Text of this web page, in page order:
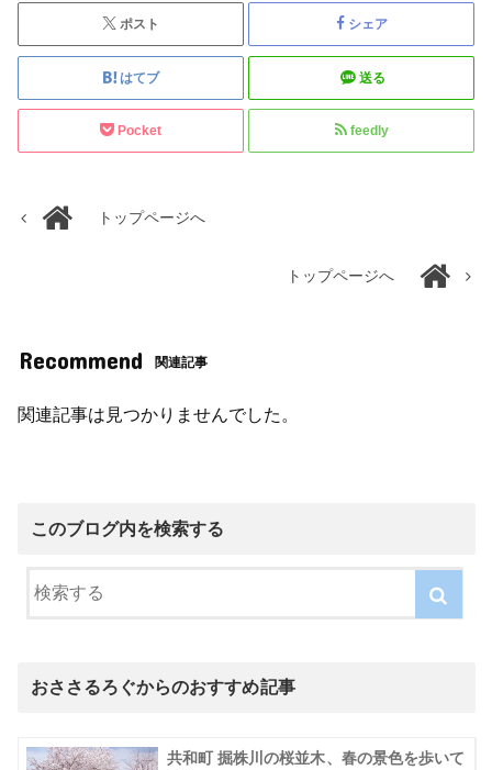
ポスト シェア
はてブ 送る
Pocket feedly
トップページへ
トップページへ
Recommend 関連記事
関連記事は見つかりませんでした。
このブログ内を検索する
おささるろぐからのおすすめ記事
共和町 掘株川の桜並木、春の景色を歩いて